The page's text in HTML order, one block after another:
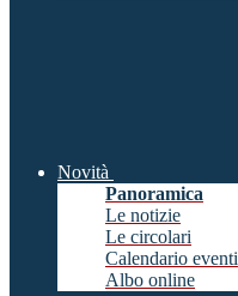
Novità
Panoramica
Le notizie
Le circolari
Calendario eventi
Albo online